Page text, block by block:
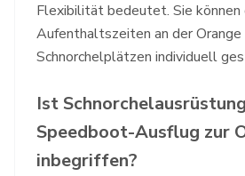
Flexibilität bedeutet. Sie können
Aufenthaltszeiten an der Orange
Schnorchelplätzen individuell
Ist
Speedboot-Ausflug zur
inbegriffen?